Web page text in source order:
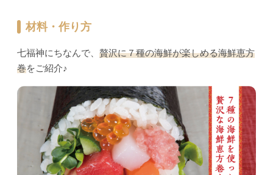
材料・作り方
七福神にちなんで、 贅沢に７種の海鮮が楽しめる海鮮恵方
巻をご紹介♪